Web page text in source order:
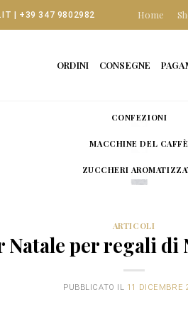
| +39 347 9802982 Home
ORDINI CONSEGNE
CONFEZIONI
MACCHINE DEL CAFFÈ
ZUCCHERI
ARTICOLI
Natale per regali di
PUBBLICATO IL 11 DICEMBRE